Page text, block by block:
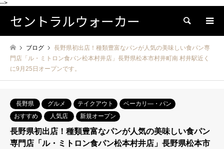
-->
セントラルウォーカー 検索
ブログ
長野県初出店！種類豊富なパンが人気の美味しい食パン専
門店「ル・ミトロン食パン松本村井店」長野県松本市村井町南 村井駅近く
に9月25日オープンです。
長野県 グルメ テイクアウト
ベーカリ―・パン
おすすめ
人気店 新規オープン
長野県初出店！種類豊富なパンが人気の美味しい食パン
専門店「ル・ミトロン食パン松本村井店」長野県松本市